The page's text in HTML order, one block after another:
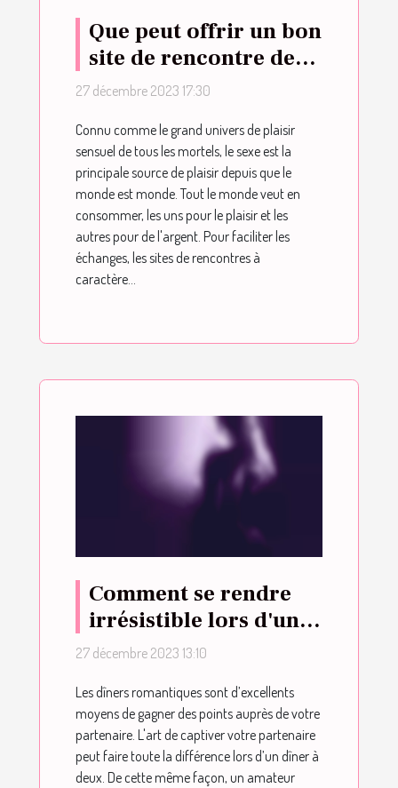
Que peut offrir un bon
site de rencontre de
sexe ?
27 décembre 2023 17:30
Connu comme le grand univers de plaisir
sensuel de tous les mortels, le sexe est la
principale source de plaisir depuis que le
monde est monde. Tout le monde veut en
consommer, les uns pour le plaisir et les
autres pour de l'argent. Pour faciliter les
échanges, les sites de rencontres à
caractère...
Comment se rendre
irrésistible lors d'un
dîner à deux ?
27 décembre 2023 13:10
Les dîners romantiques sont d’excellents
moyens de gagner des points auprès de votre
partenaire. L'art de captiver votre partenaire
peut faire toute la différence lors d’un dîner à
deux. De cette même façon, un amateur